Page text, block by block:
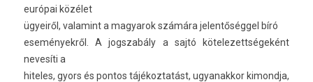
európai közélet
ügyeiről, valamint a magyarok számára jelen­tőség­gel bíró
eseményekről. A jogszabá­ly a sajtó kötelezettségeként
nevesíti a
hiteles, gyors és pon­tos tájékoz­tatást, ugyanak­kor kimondja,